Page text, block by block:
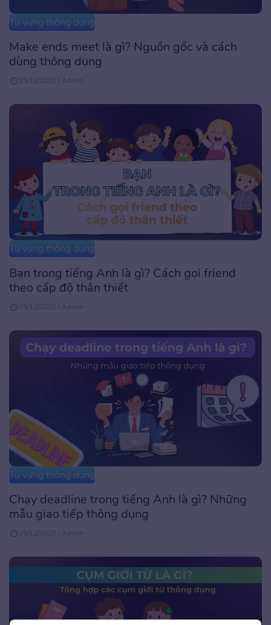
Từ vựng thông dụng
Make ends meet là gì? Nguồn gốc và cách
dùng thông dụng
25/12/2025 | Admin
Từ vựng thông dụng
Bạn trong tiếng Anh là gì? Cách gọi friend
theo cấp độ thân thiết
25/12/2025 | Admin
Từ vựng thông dụng
Chạy deadline trong tiếng Anh là gì? Những
mẫu giao tiếp thông dụng
25/12/2025 | Admin